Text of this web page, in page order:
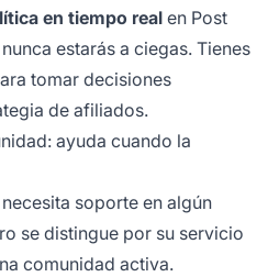
en tiempo real en Post
estarás a ciegas. Tienes
tomar decisiones
de afiliados.
ayuda cuando la
soporte en algún
se distingue por su servicio
comunidad activa.